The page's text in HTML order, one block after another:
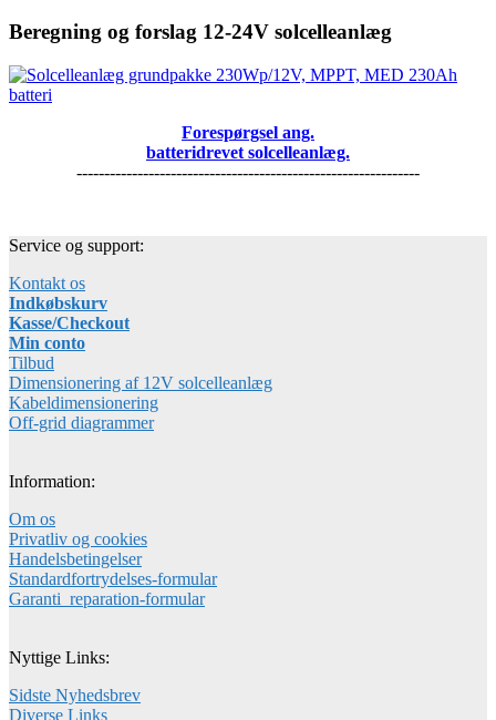
Beregning og forslag 12-24V solcelleanlæg
Forespørgsel ang.
batteridrevet solcelleanlæg.
--------------------------------------------------------------
Service og support:
Kontakt os
Indkøbskurv
Kasse/Checkout
Min conto
Tilbud
Dimensionering af 12V solcelleanlæg
Kabeldimensionering
Off-grid diagrammer
Information:
Om os
Privatliv og cookies
Handelsbetingelser
Standardfortrydelses-formular
Garanti_reparation-formular
Nyttige Links:
Sidste Nyhedsbrev
Diverse Links